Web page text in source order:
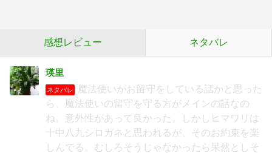
感想レビュー ネタバレ
瑛里
ネタバレ
魔法使いがお留守をしている話かと思った
ら、魔法使いの留守を守る方がメインの話なの
ね。意外性があって良かった。しかしヒマワリは
十中八九シロガネと思われるが、そのお約束を楽
しんでる。むしろそうじゃなかったら呆然としそ